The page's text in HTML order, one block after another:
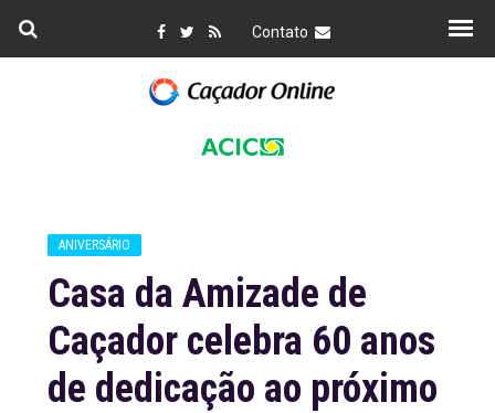
Contato
ANIVERSÁRIO
Casa da Amizade de
Caçador celebra 60 anos
de dedicação ao próximo